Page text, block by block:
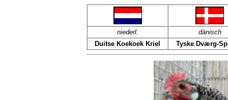
niederl.
dänisch
Duitse Koekoek Kriel
Tyske Dværg-